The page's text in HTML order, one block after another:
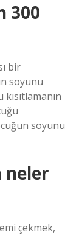
300
bir
soyunu
soyunu
neler
çekmek,